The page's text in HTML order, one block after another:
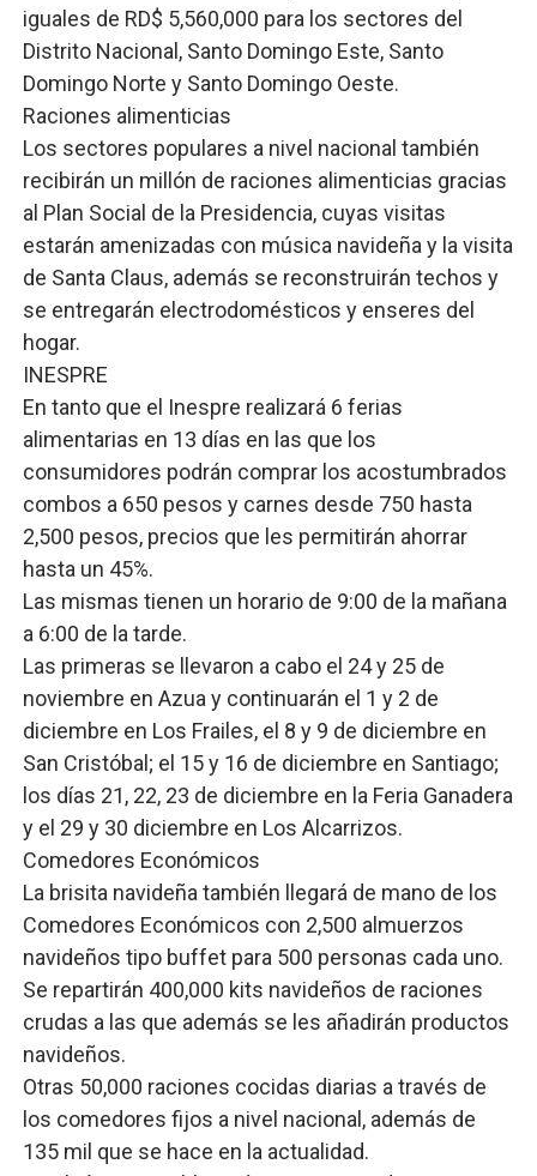
iguales de RD$ 5,560,000 para los sectores del
Distrito Nacional, Santo Domingo Este, Santo
Domingo Norte y Santo Domingo Oeste.
Raciones alimenticias
Los sectores populares a nivel nacional también
recibirán un millón de raciones alimenticias gracias
al Plan Social de la Presidencia, cuyas visitas
estarán amenizadas con música navideña y la visita
de Santa Claus, además se reconstruirán techos y
se entregarán electrodomésticos y enseres del
hogar.
INESPRE
En tanto que el Inespre realizará 6 ferias
alimentarias en 13 días en las que los
consumidores podrán comprar los acostumbrados
combos a 650 pesos y carnes desde 750 hasta
2,500 pesos, precios que les permitirán ahorrar
hasta un 45%.
Las mismas tienen un horario de 9:00 de la mañana
a 6:00 de la tarde.
Las primeras se llevaron a cabo el 24 y 25 de
noviembre en Azua y continuarán el 1 y 2 de
diciembre en Los Frailes, el 8 y 9 de diciembre en
San Cristóbal; el 15 y 16 de diciembre en Santiago;
los días 21, 22, 23 de diciembre en la Feria Ganadera
y el 29 y 30 diciembre en Los Alcarrizos.
Comedores Económicos
La brisita navideña también llegará de mano de los
Comedores Económicos con 2,500 almuerzos
navideños tipo buffet para 500 personas cada uno.
Se repartirán 400,000 kits navideños de raciones
crudas a las que además se les añadirán productos
navideños.
Otras 50,000 raciones cocidas diarias a través de
los comedores fijos a nivel nacional, además de
135 mil que se hace en la actualidad.